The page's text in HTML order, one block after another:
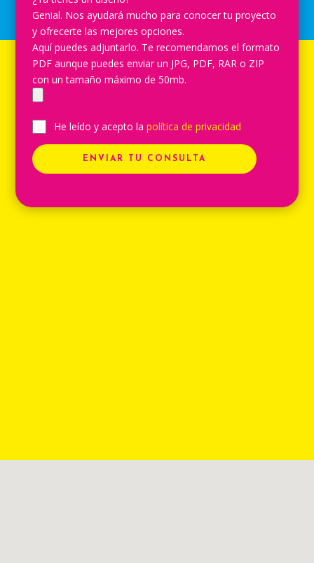
Genial. Nos ayudará mucho para conocer tu proyecto
y ofrecerte las mejores opciones.
Aquí puedes adjuntarlo. Te recomendamos el formato
PDF aunque puedes enviar un JPG, PDF, RAR o ZIP
con un tamaño máximo de 50mb.
He leído y acepto lapolítica de privacidad